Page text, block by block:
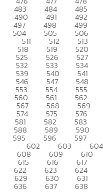
483 484 485
490 491 492
497 498 499
504 505 506
511 512 513
518 519 520
525 526 527
532 533 534
539 540 541
546 547 548
553 554 555
560 561 562
567 568 569
574 575 576
581 582 583
588 589 590
595 596 597
602 603 604
608 609 610
615 616 617
622 623 624
629 630 631
636 637 638